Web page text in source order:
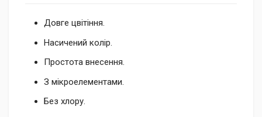
Довге цвітіння.
Насичений колір.
Простота внесення.
З мікроелементами.
Без хлору.